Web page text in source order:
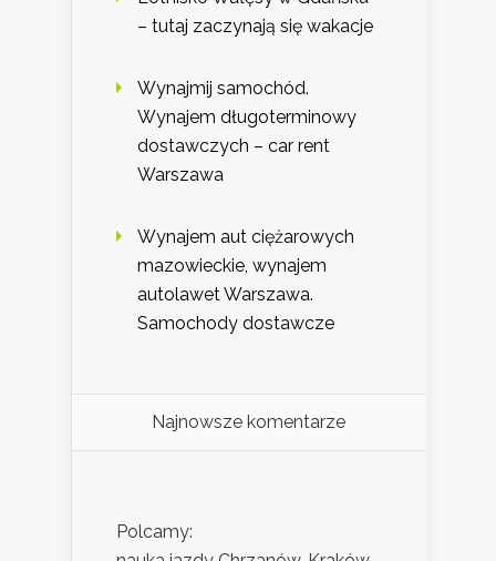
– tutaj zaczynają się wakacje
Wynajmij samochód.
Wynajem długoterminowy
dostawczych – car rent
Warszawa
Wynajem aut ciężarowych
mazowieckie, wynajem
autolawet Warszawa.
Samochody dostawcze
Najnowsze komentarze
Polcamy: